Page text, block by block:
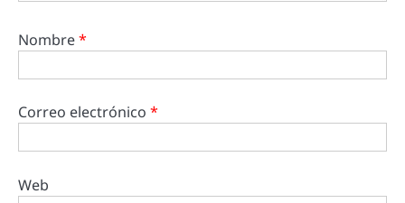
Nombre*
Correo electrónico *
Web